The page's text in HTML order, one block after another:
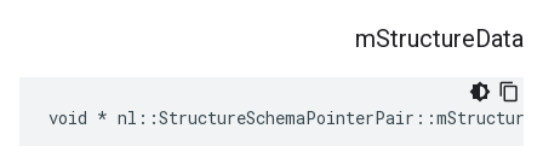
mStructureData
void *